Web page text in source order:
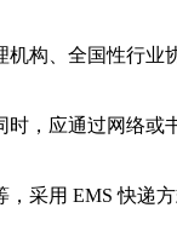
构、全国性行业
，应通过网络或
采用 EMS 快递